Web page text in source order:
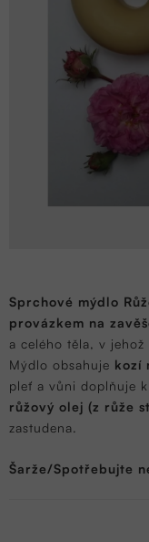
Sprchové mýdlo
provázkem na
a celého těla, v
Mýdlo obsahuje kozí
pleť a vůni doplňuje
růžový olej (z růže
zastudena.
Šarže/Spotřebujte